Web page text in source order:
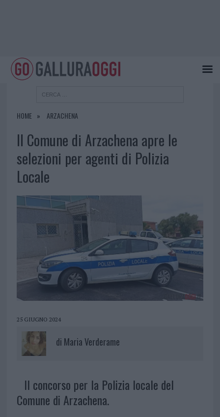
HOME ARZACHENA
Il Comune di Arzachena apre le
selezioni per agenti di Polizia
Locale
25 GIUGNO 2024
di Maria Verderame
Il concorso per la Polizia locale del
Comune di Arzachena.